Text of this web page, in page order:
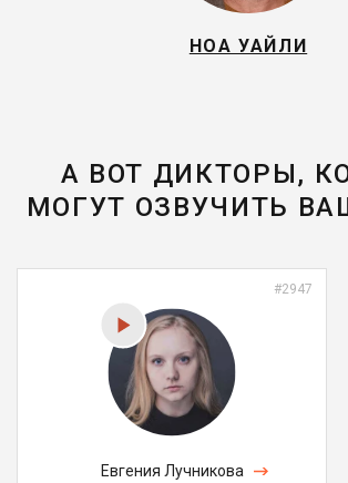
НОА УАЙЛИ
А ВОТ ДИКТОРЫ,
МОГУТ ОЗВУЧИТЬ
#2947
Евгения Лучникова